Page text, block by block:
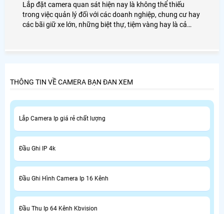
Lắp đặt camera quan sát hiện nay là không thể thiếu
trong việc quản lý đối với các doanh nghiệp, chung cư hay
các bãi giữ xe lớn, những biệt thự, tiệm vàng hay là cả
THÔNG TIN VỀ CAMERA BẠN ĐAN XEM
Lắp Camera Ip giá rẻ chất lượng
Đầu Ghi IP 4k
Đầu Ghi Hình Camera Ip 16 Kênh
Đầu Thu Ip 64 Kênh Kbvision